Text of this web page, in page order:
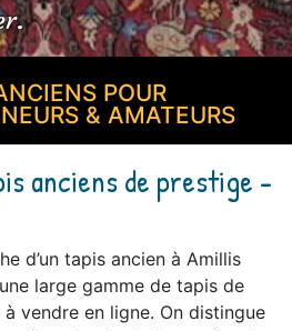
POUR
& AMATEURS
anciens de prestige -
d’un tapis ancien à Amillis
large gamme de tapis de
vendre en ligne. On distingue